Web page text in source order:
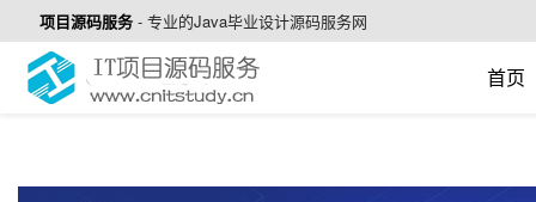
项目源码服务 - 专业的Java毕业设计源码服务网
首页